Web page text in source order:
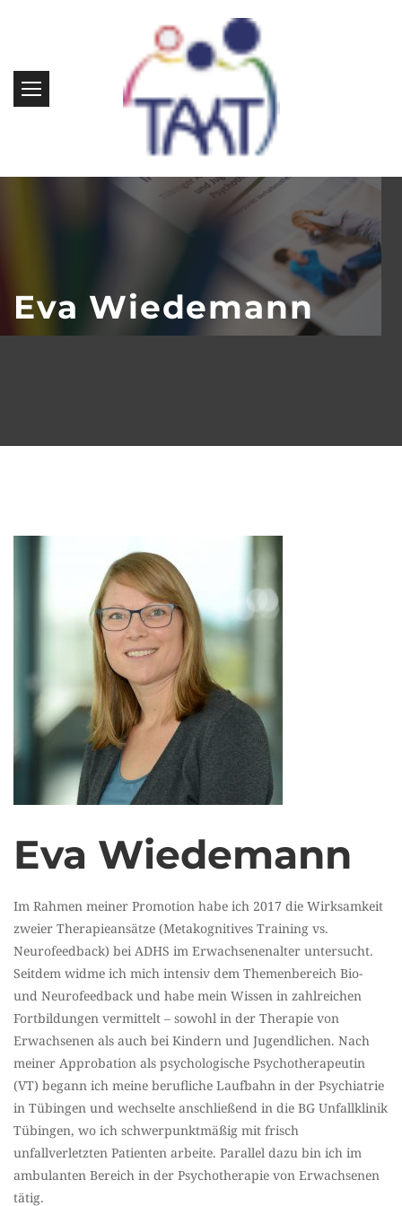
Eva Wiedemann
Eva Wiedemann
Im Rahmen meiner Promotion habe ich 2017 die Wirksamkeit
zweier Therapieansätze (Metakognitives Training vs.
Neurofeedback) bei ADHS im Erwachsenenalter untersucht.
Seitdem widme ich mich intensiv dem Themenbereich Bio-
und Neurofeedback und habe mein Wissen in zahlreichen
Fortbildungen vermittelt – sowohl in der Therapie von
Erwachsenen als auch bei Kindern und Jugendlichen. Nach
meiner Approbation als psychologische Psychotherapeutin
(VT) begann ich meine berufliche Laufbahn in der Psychiatrie
in Tübingen und wechselte anschließend in die BG Unfallklinik
Tübingen, wo ich schwerpunktmäßig mit frisch
unfallverletzten Patienten arbeite. Parallel dazu bin ich im
ambulanten Bereich in der Psychotherapie von Erwachsenen
tätig.